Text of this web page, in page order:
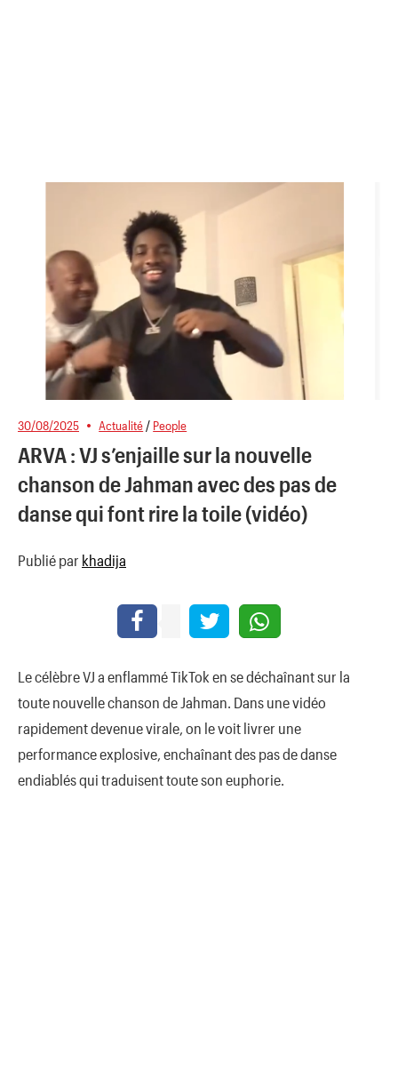
30/08/2025 Actualité / People
ARVA : VJ s’enjaille sur la nouvelle
chanson de Jahman avec des pas de
danse qui font rire la toile (vidéo)
Publié par khadija
Le célèbre VJ a enflammé TikTok en se déchaînant sur la
toute nouvelle chanson de Jahman. Dans une vidéo
rapidement devenue virale, on le voit livrer une
performance explosive, enchaînant des pas de danse
endiablés qui traduisent toute son euphorie.